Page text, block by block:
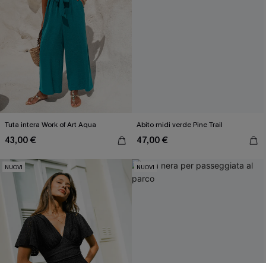
Tuta intera Work of Art Aqua
43,00 €
Abito midi verde Pine Trail
47,00 €
NUOVI NUOVI